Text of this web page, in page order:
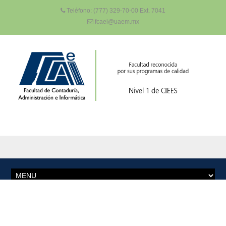
Teléfono: (777) 329-70-00 Ext. 7041
fcaei@uaem.mx